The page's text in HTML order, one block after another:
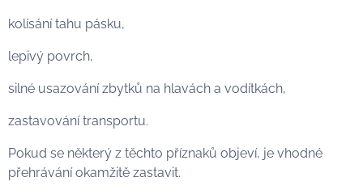
kolísání tahu pásku,
lepivý povrch,
silné usazování zbytků na hlavách a vodítkách,
zastavování transportu.
Pokud se některý z těchto příznaků objeví, je vhodné
přehrávání okamžitě zastavit.